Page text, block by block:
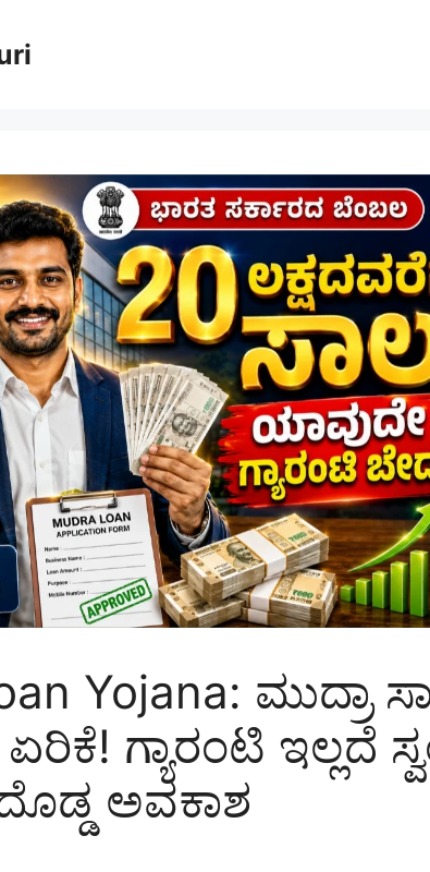
Yojana: ಮುದ್ರಾ
ಏರಿಕೆ! ಗ್ಯಾರಂಟಿ ಇಲ್ಲದೆ
ಅವಕಾಶ